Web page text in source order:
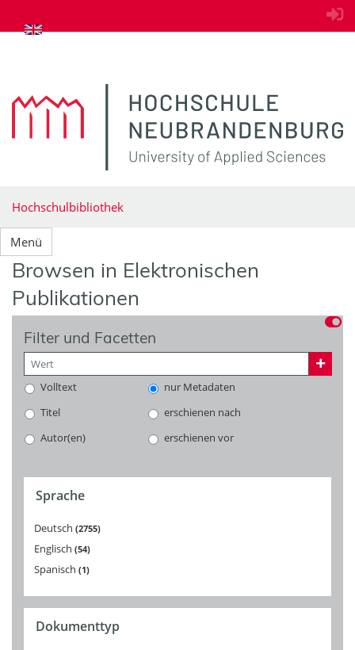
zum Inhalt springen
Hochschulbibliothek
Menü
Browsen in Elektronischen
Publikationen
Filter und Facetten
Volltext
nur Metadaten
Titel
erschienen nach
Autor(en)
erschienen vor
Sprache
Deutsch 2755
Englisch 54
Spanisch 1
Dokumenttyp